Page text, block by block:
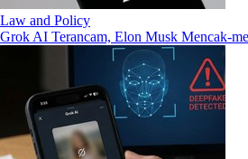
Law and Policy
Grok AI Terancam, Elon Musk Mencak-